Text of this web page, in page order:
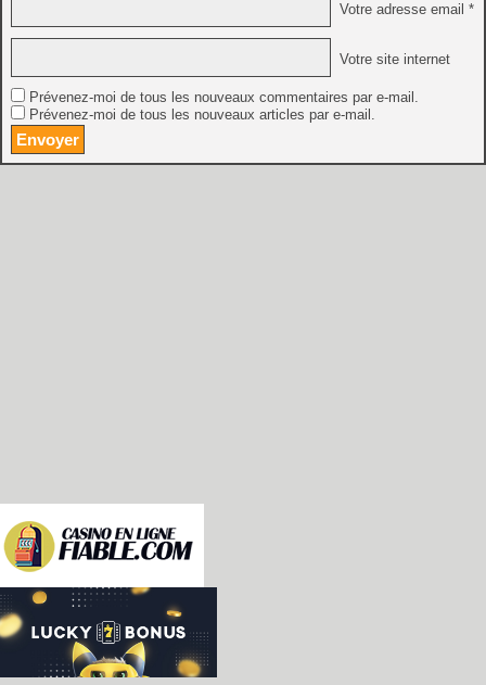
Votre adresse email *
Votre site internet
Prévenez-moi de tous les nouveaux commentaires par e-mail.
Prévenez-moi de tous les nouveaux articles par e-mail.